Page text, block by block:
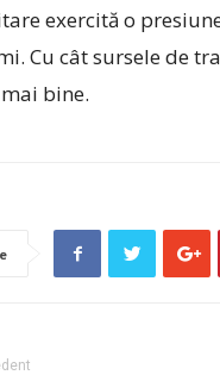
exercită o
Cu cât sursele de
bine.